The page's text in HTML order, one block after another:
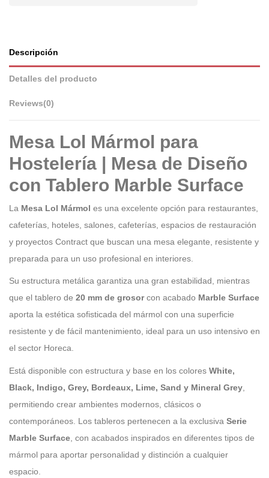
Descripción
Detalles del producto
Reviews(0)
Mesa Lol Mármol para
Hostelería | Mesa de Diseño
con Tablero Marble Surface
La Mesa Lol Mármol es una excelente opción para restaurantes,
cafeterías, hoteles, salones, cafeterías, espacios de restauración
y proyectos Contract que buscan una mesa elegante, resistente y
preparada para un uso profesional en interiores.
Su estructura metálica garantiza una gran estabilidad, mientras
que el tablero de 20 mm de grosorcon acabado Marble Surface
aporta la estética sofisticada del mármol con una superficie
resistente y de fácil mantenimiento, ideal para un uso intensivo en
el sector Horeca.
Está disponible con estructura y base en los colores White,
Black, Indigo, Grey, Bordeaux, Lime, Sand y Mineral Grey
permitiendo crear ambientes modernos, clásicos o
contemporáneos. Los tableros pertenecen a la exclusiva Serie
Marble Surface , con acabados inspirados en diferentes tipos de
mármol para aportar personalidad y distinción a cualquier
espacio.